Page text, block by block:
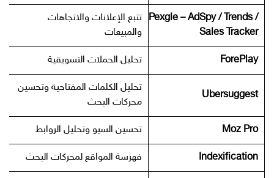
Pexgle – AdSpy / Trends /
Sales Tracker
تتبع الإعلانات والاتجاهات
والمبيعات
ForePlay تحليل الحملات التسويقية
Ubersuggest
تحليل الكلمات المفتاحية وتحسين
محركات البحث
Moz Pro تحسين السيو وتحليل الروابط
Indexification فهرسة المواقع لمحركات البحث